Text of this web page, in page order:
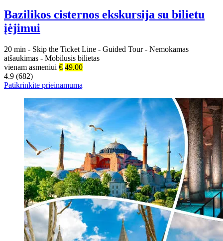
Bazilikos cisternos ekskursija su bilietu
įėjimui
20 min - Skip the Ticket Line - Guided Tour - Nemokamas
atšaukimas - Mobilusis bilietas
vienam asmeniui € 49.00
4.9 (682)
Patikrinkite prieinamumą